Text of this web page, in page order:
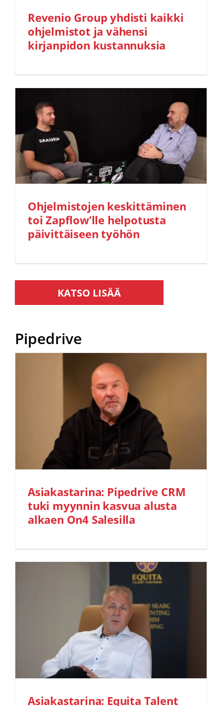
Revenio Group yhdisti kaikki
ohjelmistot ja vähensi
kirjanpidon kustannuksia
Ohjelmistojen keskittäminen
toi Zapflow’lle helpotusta
päivittäiseen työhön
Pipedrive
Asiakastarina: Pipedrive CRM
tuki myynnin kasvua alusta
alkaen On4 Salesilla
Asiakastarina: Equita Talent